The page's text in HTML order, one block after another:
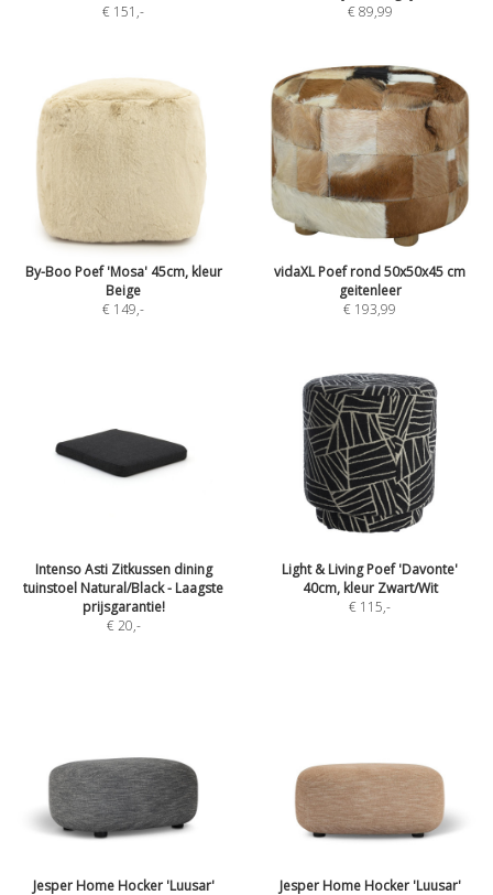
€ 151 ,-
€ 89,99
By-Boo Poef 'Mosa' 45cm, kleur
Beige
€ 149,-
vidaXL Poef rond 50x50x45 cm
geitenleer
€ 193,99
Intenso Asti Zitkussen dining
tuinstoel Natural/Black - Laagste
prijsgarantie!
€ 20,-
Light & Living Poef 'Davonte'
40cm, kleur Zwart/Wit
€ 115,-
Jesper Home Hocker 'Luusar' Jesper Home Hocker 'Luusar'